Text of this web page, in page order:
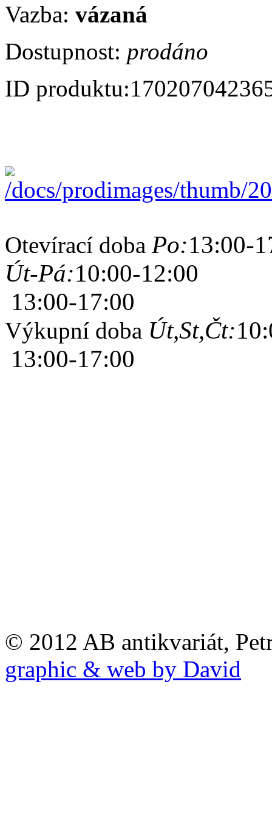
Vazba: vázaná
Dostupnost: prodáno
ID produktu:
Otevírací doba Po:13:00-
Út-Pá:10:00-12:00
13:00-17:00
Výkupní doba Út,St,Čt:
13:00-17:00
© 2012 AB antikvariát,
graphic & web by David